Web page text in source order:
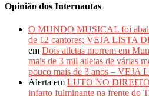
Opinião dos Internautas
O MUNDO MUSICAL foi
de 12 cantores; VEJA LISTA
em Dois atletas morrem em
mais de 3 mil atletas de várias
pouco mais de 3 anos – VEJA
Alerta em LUTO NO DIREITO
infarto fulminante na frente do